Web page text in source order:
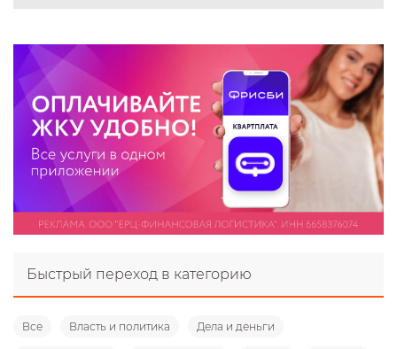
Быстрый переход в категорию
Все Власть и политика Дела и деньги